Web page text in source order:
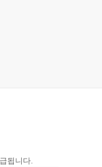
됩니다.